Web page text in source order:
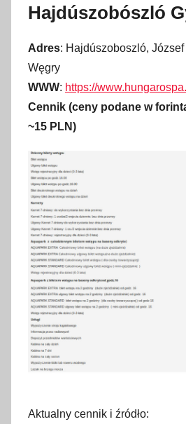
Hajdúszobószló
Adres: Hajdúszoboszló,
Węgry
WWW: https://
Cennik (ceny podane w
~15 PLN)
Aktualny cennik i źródło: